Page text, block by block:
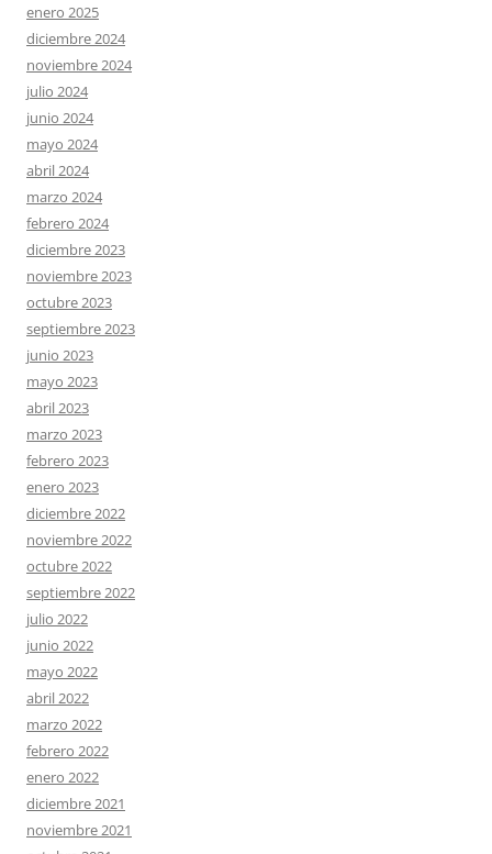
enero 2025
diciembre 2024
noviembre 2024
julio 2024
junio 2024
mayo 2024
abril 2024
marzo 2024
febrero 2024
diciembre 2023
noviembre 2023
octubre 2023
septiembre 2023
junio 2023
mayo 2023
abril 2023
marzo 2023
febrero 2023
enero 2023
diciembre 2022
noviembre 2022
octubre 2022
septiembre 2022
julio 2022
junio 2022
mayo 2022
abril 2022
marzo 2022
febrero 2022
enero 2022
diciembre 2021
noviembre 2021